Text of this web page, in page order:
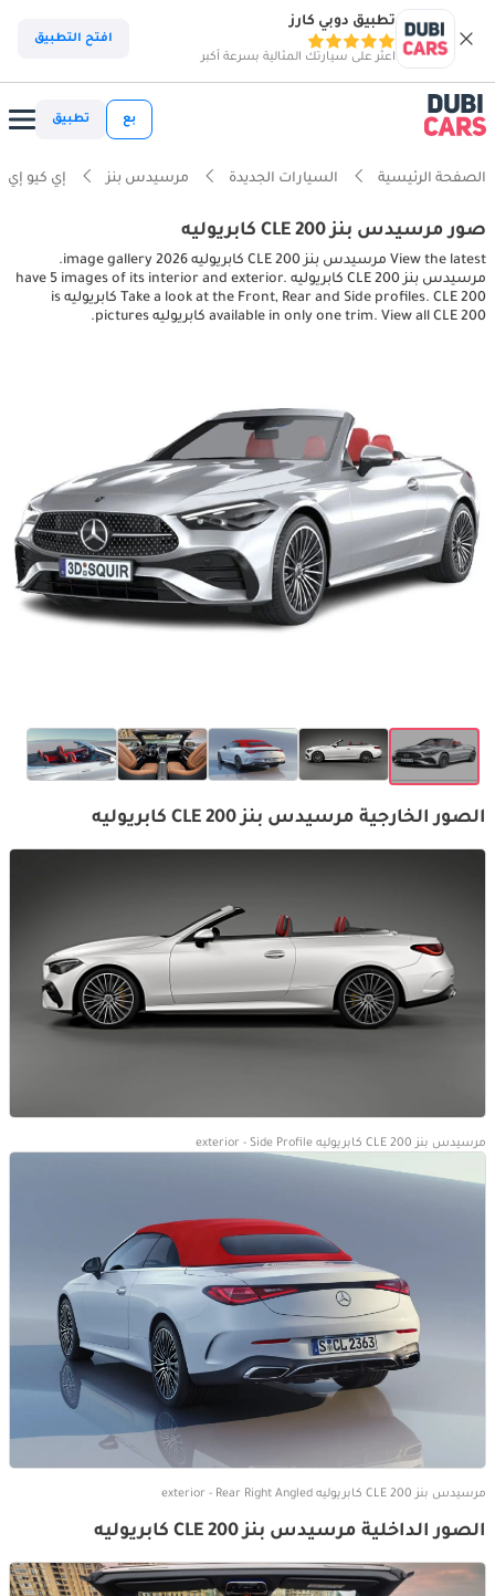
تطبيق دوبي كارز
اعثر على سيارتك المثالية بسرعة أكبر
افتح التطبيق
بع تطبيق
الصفحة الرئيسية السيارات الجديدة مرسيدس بنز إي كيو إي
صور مرسيدس بنز CLE 200 كابريوليه
View the latest مرسيدس بنز CLE 200 كابريوليه 2026 image gallery.
مرسيدس بنز CLE 200 كابريوليه have 5 images of its interior and exterior.
Take a look at the Front, Rear and Side profiles. CLE 200 كابريوليه is
available in only one trim. View all CLE 200 كابريوليه pictures.
الصور الخارجية مرسيدس بنز CLE 200 كابريوليه
مرسيدس بنز CLE 200 كابريوليه exterior - Side Profile
مرسيدس بنز CLE 200 كابريوليه exterior - Rear Right Angled
الصور الداخلية مرسيدس بنز CLE 200 كابريوليه